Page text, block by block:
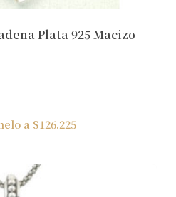
Plata 925 Macizo
a $126.225